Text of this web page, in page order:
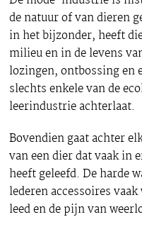
de natuur of van dieren
in het bijzonder, heeft
milieu en in de levens
lozingen, ontbossing en
slechts enkele van de
leerindustrie achterlaat.
Bovendien gaat achter
van een dier dat vaak in
heeft geleefd. De harde
lederen accessoires
leed en de pijn van